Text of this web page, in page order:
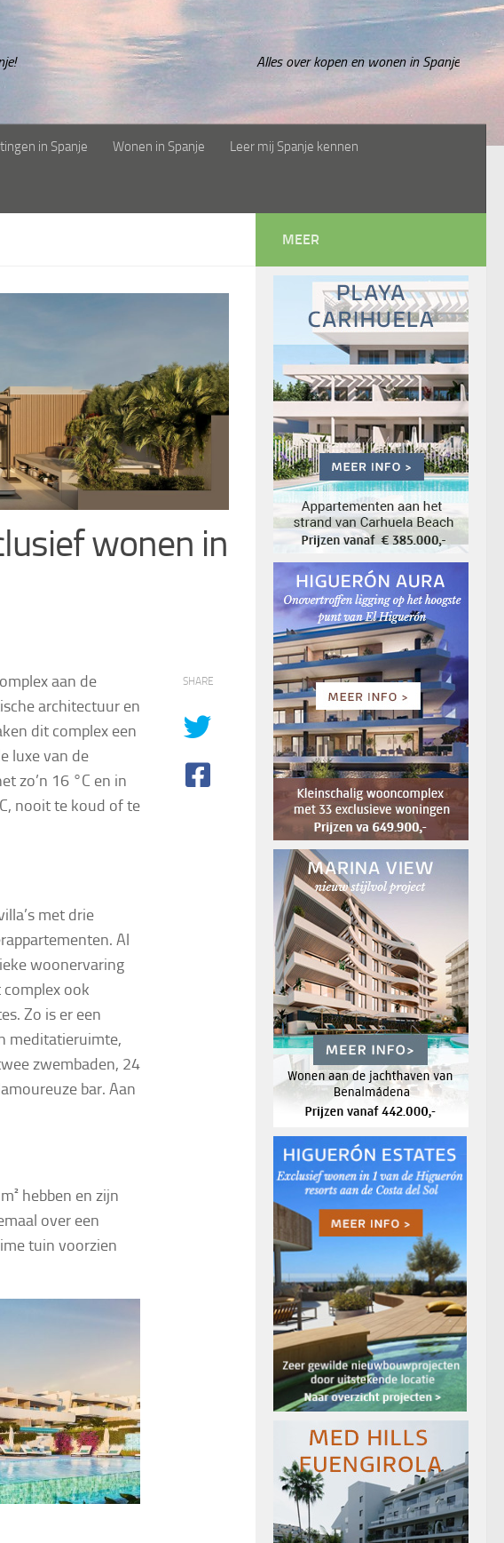
Alles over kopen en wonen in Spanje
in Spanje Wonen in Spanje Leer mij Spanje kennen
wonen in
aan de
architectuur en
dit complex een
luxe van de
zo’n 16 °C en in
nooit te koud of te
met drie
Al
woonervaring
ook
Zo is er een
meditatieruimte,
zwembaden, 24
bar. Aan
hebben en zijn
over een
tuin voorzien
SHARE
MEER